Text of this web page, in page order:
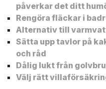
påverkar det ditt
Rengöra fläckar i
Alternativ till
Sätta upp tavlor på
och råd
Dålig lukt från
Välj rätt